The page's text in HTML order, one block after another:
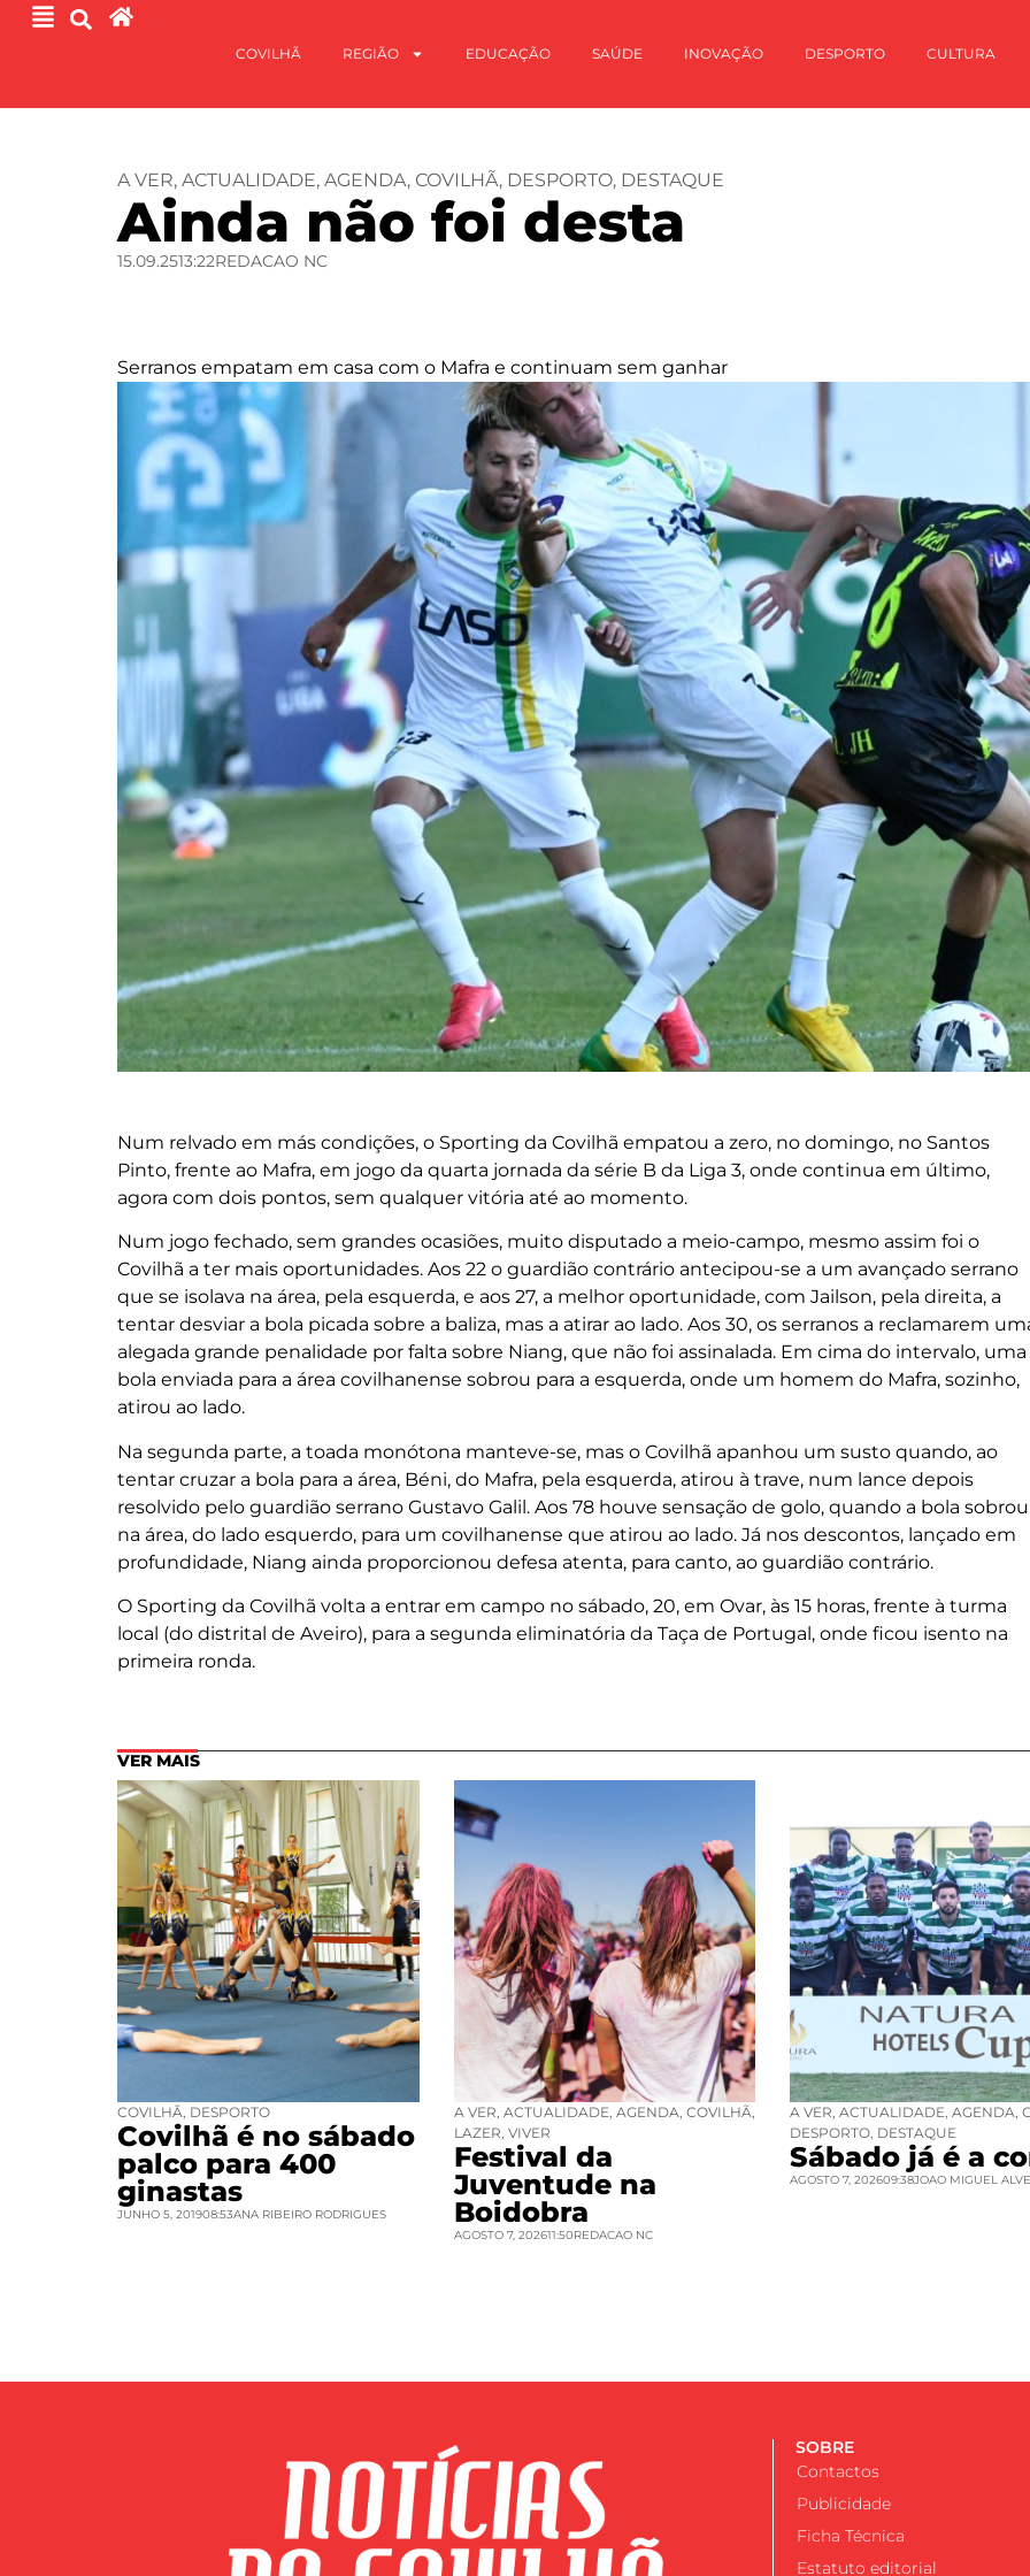
COVILHÃ REGIÃO EDUCAÇÃO SAÚDE INOVAÇÃO DESPORTO CULTURA
A VER, ACTUALIDADE, AGENDA, COVILHÃ, DESPORTO, DESTAQUE
Ainda não foi desta
15.09.2513:22REDACAO NC
Serranos empatam em casa com o Mafra e continuam sem ganhar
Num relvado em más condições, o Sporting da Covilhã empatou a zero, no domingo, no Santos
Pinto, frente ao Mafra, em jogo da quarta jornada da série B da Liga 3, onde continua em último,
agora com dois pontos, sem qualquer vitória até ao momento.
Num jogo fechado, sem grandes ocasiões, muito disputado a meio-campo, mesmo assim foi o
Covilhã a ter mais oportunidades. Aos 22 o guardião contrário antecipou-se a um avançado serrano
que se isolava na área, pela esquerda, e aos 27, a melhor oportunidade, com Jailson, pela direita, a
tentar desviar a bola picada sobre a baliza, mas a atirar ao lado. Aos 30, os serranos a reclamarem
alegada grande penalidade por falta sobre Niang, que não foi assinalada. Em cima do intervalo, uma
bola enviada para a área covilhanense sobrou para a esquerda, onde um homem do Mafra, sozinho,
atirou ao lado.
Na segunda parte, a toada monótona manteve-se, mas o Covilhã apanhou um susto quando, ao
tentar cruzar a bola para a área, Béni, do Mafra, pela esquerda, atirou à trave, num lance depois
resolvido pelo guardião serrano Gustavo Galil. Aos 78 houve sensação de golo, quando a bola sobrou
na área, do lado esquerdo, para um covilhanense que atirou ao lado. Já nos descontos, lançado em
profundidade, Niang ainda proporcionou defesa atenta, para canto, ao guardião contrário.
O Sporting da Covilhã volta a entrar em campo no sábado, 20, em Ovar, às 15 horas, frente à turma
local (do distrital de Aveiro), para a segunda eliminatória da Taça de Portugal, onde ficou isento na
primeira ronda.
VER MAIS
COVILHÃ DESPORTO
Covilhã é no sábado
palco para 400
ginastas
JUNHO 5, 201908:53ANA RIBEIRO RODRIGUES
A VER ACTUALIDADE AGENDA COVILHÃ
LAZER VIVER
Festival da
Juventude na
Boidobra
AGOSTO 7, 202611:50REDACAO NC
A VER ACTUALIDADE AGENDA
DESPORTO DESTAQUE
Sábado já é a
AGOSTO 7, 202609:38JOAO MIGUEL
SOBRE
Contactos
Publicidade
Ficha Técnica
Estatuto editorial